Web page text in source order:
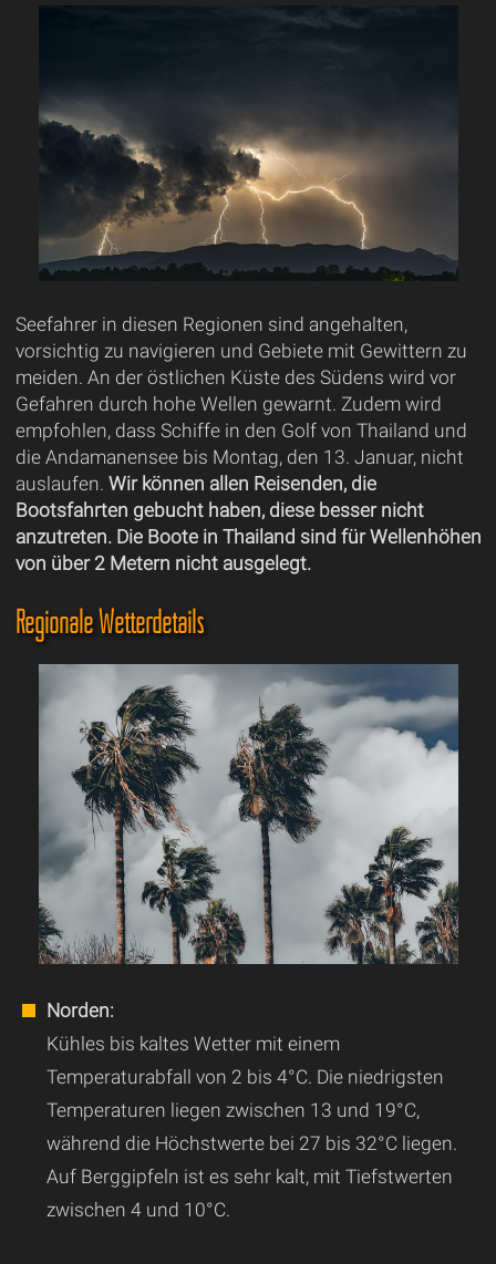
Seefahrer in diesen Regionen sind angehalten,
vorsichtig zu navigieren und Gebiete mit Gewittern zu
meiden. An der östlichen Küste des Südens wird vor
Gefahren durch hohe Wellen gewarnt. Zudem wird
empfohlen, dass Schiffe in den Golf von Thailand und
die Andamanensee bis Montag, den 13. Januar, nicht
auslaufen. Wir können allen Reisenden, die
Bootsfahrten gebucht haben, diese besser nicht
anzutreten. Die Boote in Thailand sind für Wellenhöhen
von über 2 Metern nicht ausgelegt.
Regionale Wetterdetails
Norden:
Kühles bis kaltes Wetter mit einem
Temperaturabfall von 2 bis 4°C. Die niedrigsten
Temperaturen liegen zwischen 13 und 19°C,
während die Höchstwerte bei 27 bis 32°C liegen.
Auf Berggipfeln ist es sehr kalt, mit Tiefstwerten
zwischen 4 und 10°C.